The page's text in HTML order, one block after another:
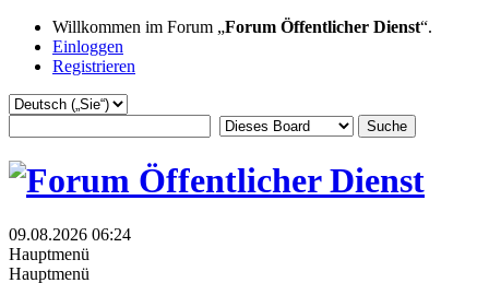
Willkommen im Forum „Forum Öffentlicher Dienst“.
Einloggen
Registrieren
09.08.2026 06:24
Hauptmenü
Hauptmenü